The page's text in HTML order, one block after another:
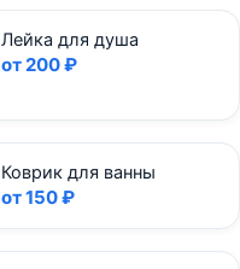
Лейка для душа
от 200 ₽
Коврик для ванны
от 150 ₽